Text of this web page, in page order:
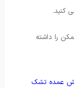
کنید.
را داشته
عمده تشک